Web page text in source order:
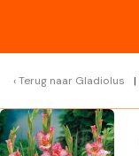
Terug naar Gladiolus